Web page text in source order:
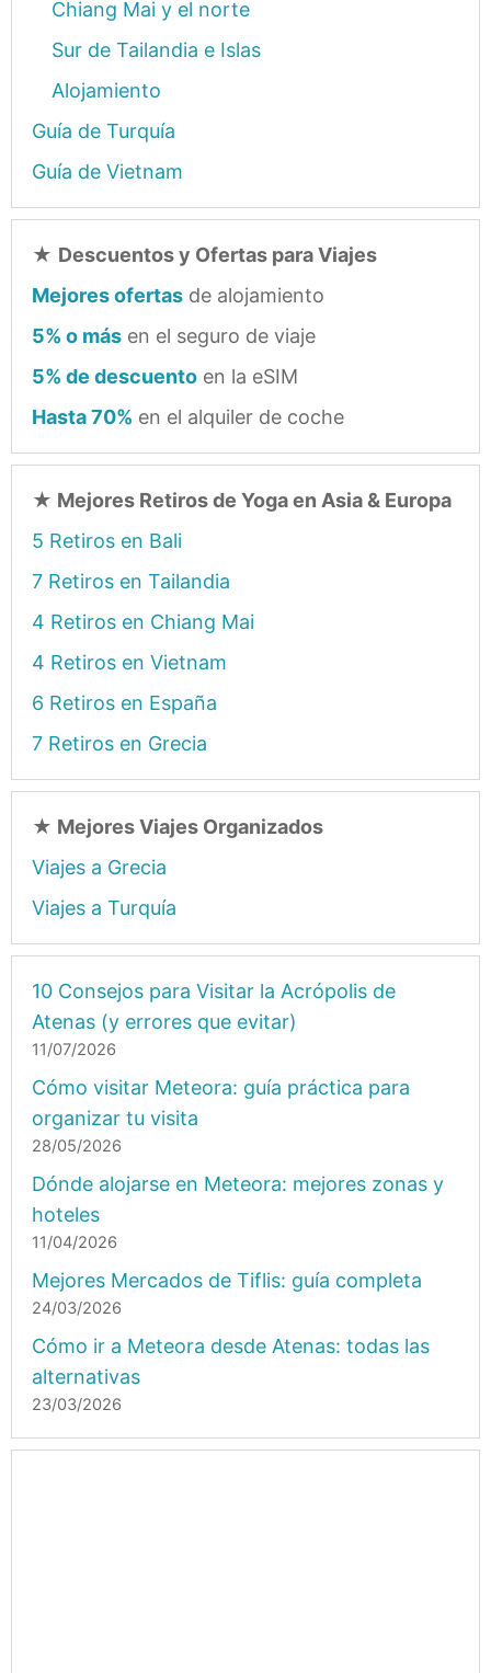
Chiang Mai y el norte
Sur de Tailandia e Islas
Alojamiento
Guía de Turquía
Guía de Vietnam
★ Descuentos y Ofertas para Viajes
Mejores ofertas de alojamiento
5% o más en el seguro de viaje
5% de descuento en la eSIM
Hasta 70% en el alquiler de coche
★ Mejores Retiros de Yoga en Asia & Europa
5 Retiros en Bali
7 Retiros en Tailandia
4 Retiros en Chiang Mai
4 Retiros en Vietnam
6 Retiros en España
7 Retiros en Grecia
★ Mejores Viajes Organizados
Viajes a Grecia
Viajes a Turquía
10 Consejos para Visitar la Acrópolis de
Atenas (y errores que evitar)
11/07/2026
Cómo visitar Meteora: guía práctica para
organizar tu visita
28/05/2026
Dónde alojarse en Meteora: mejores zonas y
hoteles
11/04/2026
Mejores Mercados de Tiflis: guía completa
24/03/2026
Cómo ir a Meteora desde Atenas: todas las
alternativas
23/03/2026